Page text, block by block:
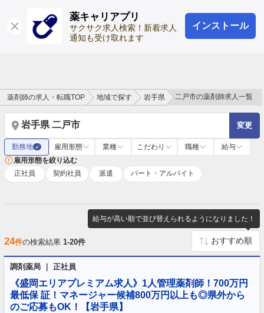
薬キャリアプリ
サクサク求人検索！新着求人
通知も受け取れます
インストール
ログイン 会員登録
薬剤師の求人・転職TOP 地域で探す 岩手県 二戸市の薬剤師求人一覧
岩手県 二戸市 変更
勤務地 ✓ 雇用形態 業種 こだわり 職種
給与
雇用形態を絞り込む
正社員
契約社員 派遣 パート・アルバイト
給与が高い順で並び替えられるようになりました！
24件の検索結果 1-20件
調剤薬局 ｜ 正社員
《盛岡エリアプレミアム求人》1人管理薬剤師！700万円
最低保 証！マネージャー候補800万円以上も◎県外から
のご応募もOK！【岩手県】